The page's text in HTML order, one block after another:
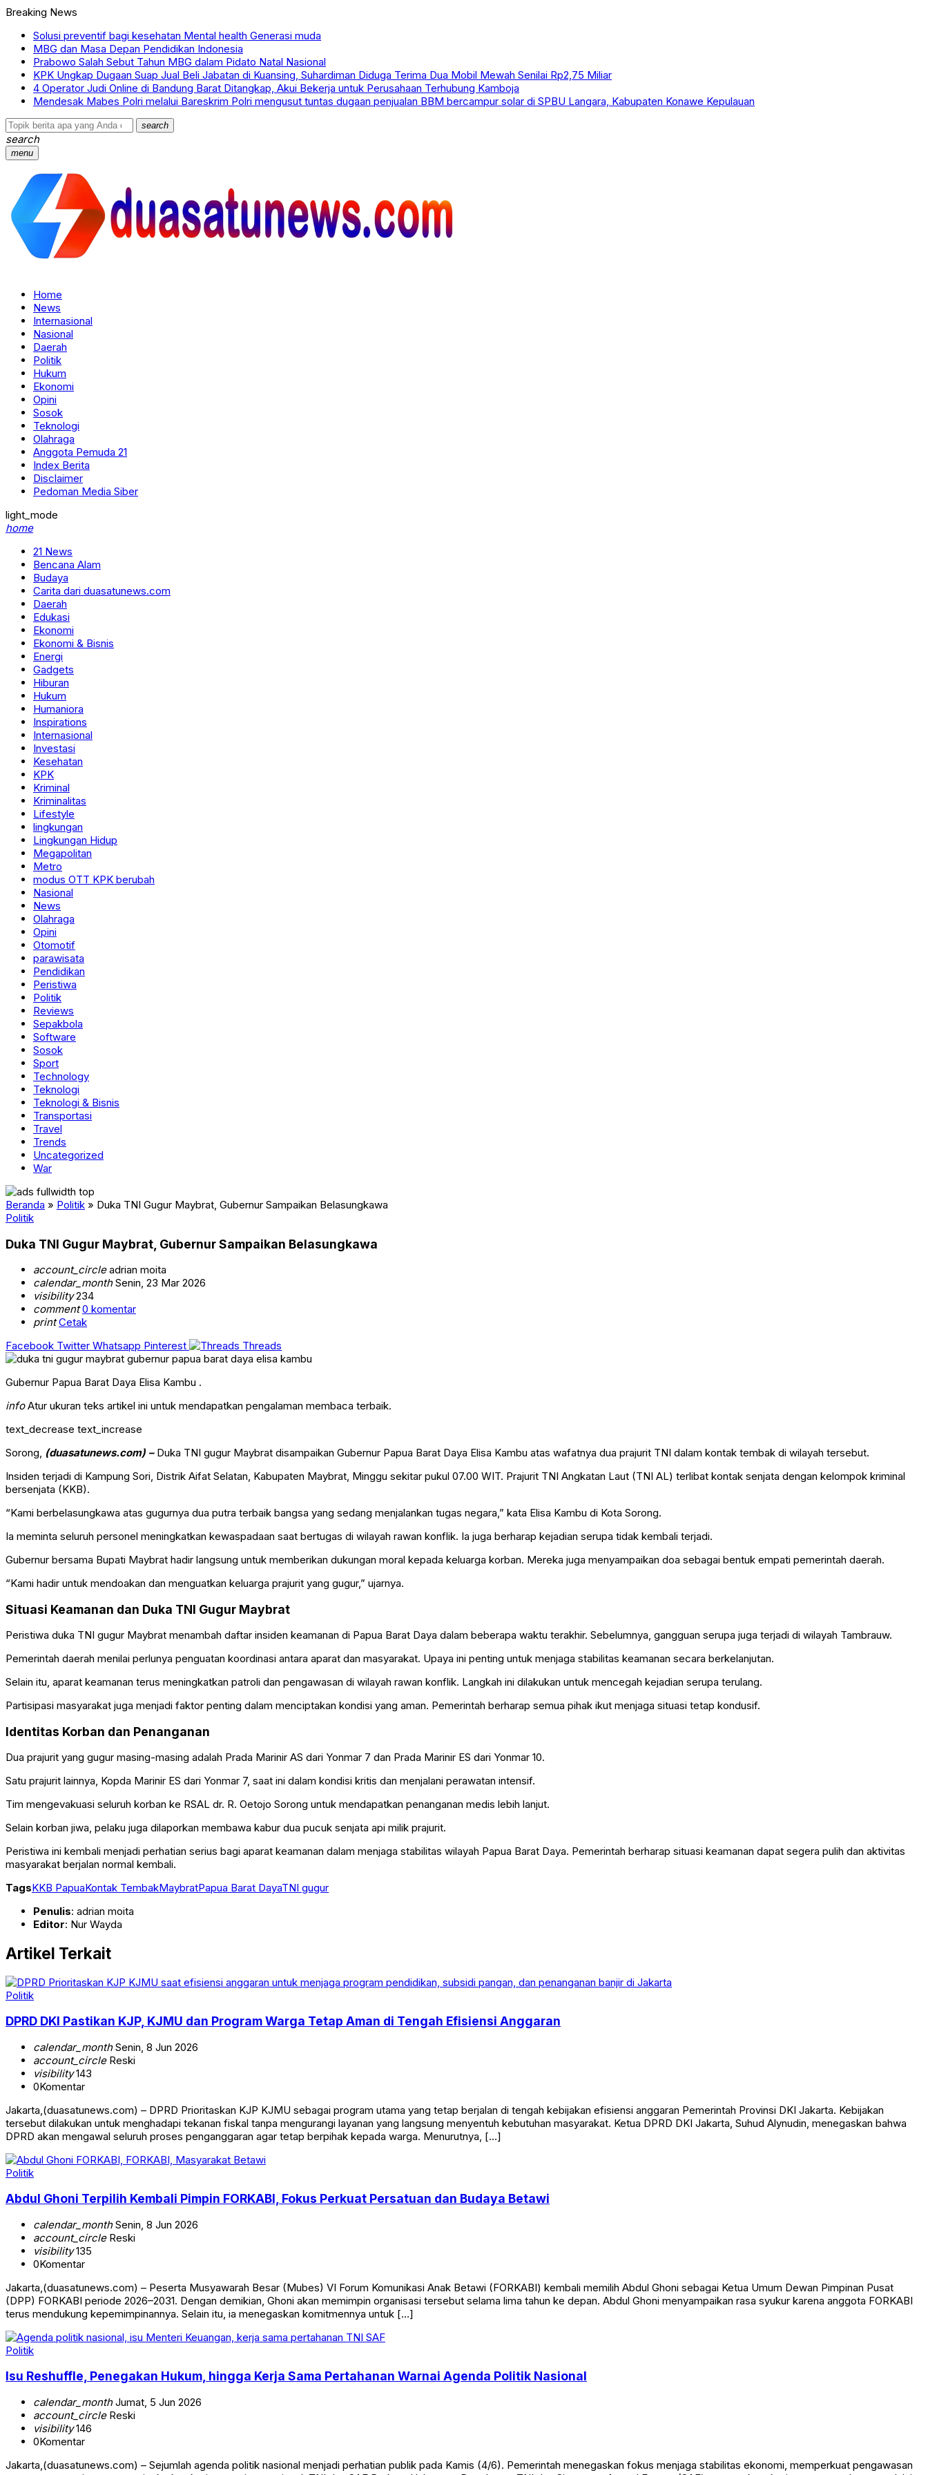
Breaking News
Solusi preventif bagi kesehatan Mental health Generasi muda
MBG dan Masa Depan Pendidikan Indonesia
Prabowo Salah Sebut Tahun MBG dalam Pidato Natal Nasional
KPK Ungkap Dugaan Suap Jual Beli Jabatan di Kuansing, Suhardiman Diduga Terima Dua Mobil Mewah Senilai Rp2,75 Miliar
4 Operator Judi Online di Bandung Barat Ditangkap, Akui Bekerja untuk Perusahaan Terhubung Kamboja
Mendesak Mabes Polri melalui Bareskrim Polri mengusut tuntas dugaan penjualan BBM bercampur solar di SPBU Langara, Kabupaten Konawe Kepulauan
search
search
menu
Home
News
Internasional
Nasional
Daerah
Politik
Hukum
Ekonomi
Opini
Sosok
Teknologi
Olahraga
Anggota Pemuda 21
Index Berita
Disclaimer
Pedoman Media Siber
light_mode
home
21 News
Bencana Alam
Budaya
Carita dari duasatunews.com
Daerah
Edukasi
Ekonomi
Ekonomi & Bisnis
Energi
Gadgets
Hiburan
Hukum
Humaniora
Inspirations
Internasional
Investasi
Kesehatan
KPK
Kriminal
Kriminalitas
Lifestyle
lingkungan
Lingkungan Hidup
Megapolitan
Metro
modus OTT KPK berubah
Nasional
News
Olahraga
Opini
Otomotif
parawisata
Pendidikan
Peristiwa
Politik
Reviews
Sepakbola
Software
Sosok
Sport
Technology
Teknologi
Teknologi & Bisnis
Transportasi
Travel
Trends
Uncategorized
War
Beranda » Politik » Duka TNI Gugur Maybrat, Gubernur Sampaikan Belasungkawa
Politik
Duka TNI Gugur Maybrat, Gubernur Sampaikan Belasungkawa
account_circleadrian moita
calendar_monthSenin, 23 Mar 2026
visibility234
comment 0 komentar
print Cetak
Facebook Twitter Whatsapp Pinterest Threads
Gubernur Papua Barat Daya Elisa Kambu .
infoAtur ukuran teks artikel ini untuk mendapatkan pengalaman membaca terbaik.
text_decrease text_increase
Sorong, (duasatunews.com) – Duka TNI gugur Maybrat disampaikan Gubernur Papua Barat Daya Elisa Kambu atas wafatnya dua prajurit TNI dalam kontak tembak di wilayah tersebut.
Insiden terjadi di Kampung Sori, Distrik Aifat Selatan, Kabupaten Maybrat, Minggu sekitar pukul 07.00 WIT. Prajurit TNI Angkatan Laut (TNI AL) terlibat kontak senjata dengan kelompok kriminal
bersenjata (KKB).
“Kami berbelasungkawa atas gugurnya dua putra terbaik bangsa yang sedang menjalankan tugas negara,” kata Elisa Kambu di Kota Sorong.
Ia meminta seluruh personel meningkatkan kewaspadaan saat bertugas di wilayah rawan konflik. Ia juga berharap kejadian serupa tidak kembali terjadi.
Gubernur bersama Bupati Maybrat hadir langsung untuk memberikan dukungan moral kepada keluarga korban. Mereka juga menyampaikan doa sebagai bentuk empati pemerintah daerah.
“Kami hadir untuk mendoakan dan menguatkan keluarga prajurit yang gugur,” ujarnya.
Situasi Keamanan dan Duka TNI Gugur Maybrat
Peristiwa duka TNI gugur Maybrat menambah daftar insiden keamanan di Papua Barat Daya dalam beberapa waktu terakhir. Sebelumnya, gangguan serupa juga terjadi di wilayah Tambrauw.
Pemerintah daerah menilai perlunya penguatan koordinasi antara aparat dan masyarakat. Upaya ini penting untuk menjaga stabilitas keamanan secara berkelanjutan.
Selain itu, aparat keamanan terus meningkatkan patroli dan pengawasan di wilayah rawan konflik. Langkah ini dilakukan untuk mencegah kejadian serupa terulang.
Partisipasi masyarakat juga menjadi faktor penting dalam menciptakan kondisi yang aman. Pemerintah berharap semua pihak ikut menjaga situasi tetap kondusif.
Identitas Korban dan Penanganan
Dua prajurit yang gugur masing-masing adalah Prada Marinir AS dari Yonmar 7 dan Prada Marinir ES dari Yonmar 10.
Satu prajurit lainnya, Kopda Marinir ES dari Yonmar 7, saat ini dalam kondisi kritis dan menjalani perawatan intensif.
Tim mengevakuasi seluruh korban ke RSAL dr. R. Oetojo Sorong untuk mendapatkan penanganan medis lebih lanjut.
Selain korban jiwa, pelaku juga dilaporkan membawa kabur dua pucuk senjata api milik prajurit.
Peristiwa ini kembali menjadi perhatian serius bagi aparat keamanan dalam menjaga stabilitas wilayah Papua Barat Daya. Pemerintah berharap situasi keamanan dapat segera pulih dan aktivitas
masyarakat berjalan normal kembali.
TagsKKB PapuaKontak TembakMaybratPapua Barat DayaTNI gugur
Penulis: adrian moita
Editor: Nur Wayda
Artikel Terkait
Politik
DPRD DKI Pastikan KJP, KJMU dan Program Warga Tetap Aman di Tengah Efisiensi Anggaran
calendar_monthSenin, 8 Jun 2026
account_circleReski
visibility143
0Komentar
Jakarta,(duasatunews.com) – DPRD Prioritaskan KJP KJMU sebagai program utama yang tetap berjalan di tengah kebijakan efisiensi anggaran Pemerintah Provinsi DKI Jakarta. Kebijakan
tersebut dilakukan untuk menghadapi tekanan fiskal tanpa mengurangi layanan yang langsung menyentuh kebutuhan masyarakat. Ketua DPRD DKI Jakarta, Suhud Alynudin, menegaskan bahwa
DPRD akan mengawal seluruh proses penganggaran agar tetap berpihak kepada warga. Menurutnya, […]
Politik
Abdul Ghoni Terpilih Kembali Pimpin FORKABI, Fokus Perkuat Persatuan dan Budaya Betawi
calendar_monthSenin, 8 Jun 2026
account_circleReski
visibility135
0Komentar
Jakarta,(duasatunews.com) – Peserta Musyawarah Besar (Mubes) VI Forum Komunikasi Anak Betawi (FORKABI) kembali memilih Abdul Ghoni sebagai Ketua Umum Dewan Pimpinan Pusat
(DPP) FORKABI periode 2026–2031. Dengan demikian, Ghoni akan memimpin organisasi tersebut selama lima tahun ke depan. Abdul Ghoni menyampaikan rasa syukur karena anggota FORKABI
terus mendukung kepemimpinannya. Selain itu, ia menegaskan komitmennya untuk […]
Politik
Isu Reshuffle, Penegakan Hukum, hingga Kerja Sama Pertahanan Warnai Agenda Politik Nasional
calendar_monthJumat, 5 Jun 2026
account_circleReski
visibility146
0Komentar
Jakarta,(duasatunews.com) – Sejumlah agenda politik nasional menjadi perhatian publik pada Kamis (4/6). Pemerintah menegaskan fokus menjaga stabilitas ekonomi, memperkuat pengawasan